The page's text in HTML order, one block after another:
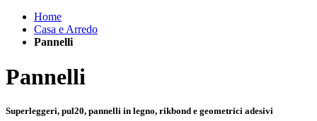
Home
Casa e Arredo
Pannelli
Pannelli
Superleggeri, pul20, pannelli in legno, rikbond e geometrici adesivi